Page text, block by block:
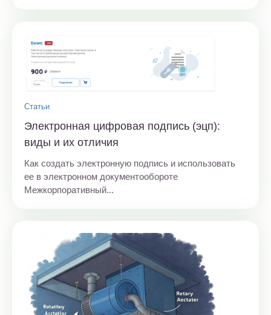
Статьи
Электронная цифровая подпись (эцп):
виды и их отличия
Как создать электронную подпись и использовать
ее в электронном документообороте
Межкорпоративный...